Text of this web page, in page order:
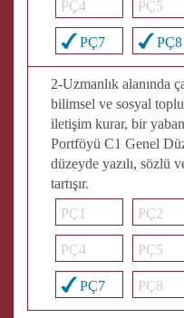
PÇ4 PÇ5
PÇ7 PÇ8
2-Uzmanlık alanında
bilimsel ve sosyal
iletişim kurar, bir
Portföyü C1 Genel
düzeyde yazılı, sözlü
tartışır.
PÇ1
PÇ2
PÇ4 PÇ5
PÇ7 PÇ8